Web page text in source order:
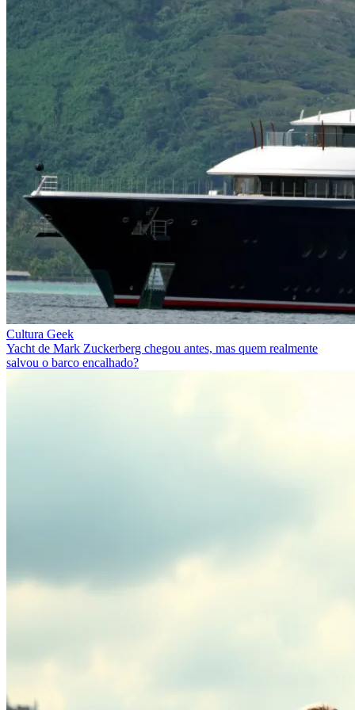
Cultura Geek
Yacht de Mark Zuckerberg chegou antes, mas quem realmente
salvou o barco encalhado?